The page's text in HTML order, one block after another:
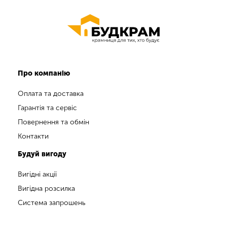
Про компанію
Оплата та доставка
Гарантія та сервіс
Повернення та обмін
Контакти
Будуй вигоду
Вигідні акції
Вигідна розсилка
Система запрошень